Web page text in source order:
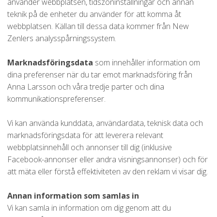
teknik på de enheter du använder för att komma åt
webbplatsen. Källan till dessa data kommer från New
Zenlers analysspårningssystem.
Marknadsföringsdata som innehåller information om
dina preferenser när du tar emot marknadsföring från
Anna Larsson och våra tredje parter och dina
kommunikationspreferenser.
Vi kan använda kunddata, användardata, teknisk data och
marknadsföringsdata för att leverera relevant
webbplatsinnehåll och annonser till dig (inklusive
Facebook-annonser eller andra visningsannonser) och för
att mäta eller förstå effektiviteten av den reklam vi visar dig.
Annan information som samlas in
Vi kan samla in information om dig genom att du